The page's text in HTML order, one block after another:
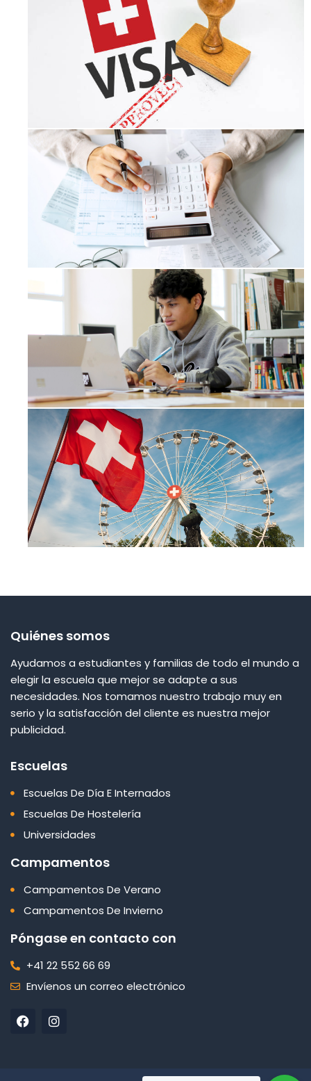
Quiénes somos
Ayudamos a estudiantes y familias de todo el mundo a
elegir la escuela que mejor se adapte a sus
necesidades. Nos tomamos nuestro trabajo muy en
serio y la satisfacción del cliente es nuestra mejor
publicidad.
Escuelas
Escuelas De Día E Internados
Escuelas De Hostelería
Universidades
Campamentos
Campamentos De Verano
Campamentos De Invierno
Póngase en contacto con
+41 22 552 66 69
Envíenos un correo electrónico
F
a
I
n